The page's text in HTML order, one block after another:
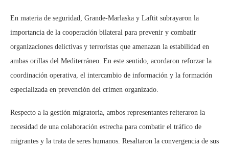
En materia de seguridad, Grande-Marlaska y Laftit subrayaron la
importancia de la cooperación bilateral para prevenir y combatir
organizaciones delictivas y terroristas que amenazan la estabilidad en
ambas orillas del Mediterráneo. En este sentido, acordaron reforzar la
coordinación operativa, el intercambio de información y la formación
especializada en prevención del crimen organizado.
Respecto a la gestión migratoria, ambos representantes reiteraron la
necesidad de una colaboración estrecha para combatir el tráfico de
migrantes y la trata de seres humanos. Resaltaron la convergencia de sus